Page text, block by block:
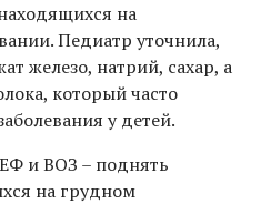
на
Педиатр уточнила,
железо, натрий, сахар, а
который часто
у детей.
и ВОЗ – поднять
на грудном